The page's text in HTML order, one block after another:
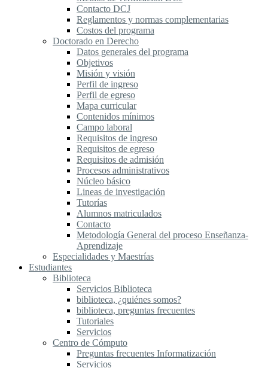
Contacto DCJ
Reglamentos y normas complementarias
Costos del programa
Doctorado en Derecho
Datos generales del programa
Objetivos
Misión y visión
Perfil de ingreso
Perfil de egreso
Mapa curricular
Contenidos mínimos
Campo laboral
Requisitos de ingreso
Requisitos de egreso
Requisitos de admisión
Procesos administrativos
Núcleo básico
Lineas de investigación
Tutorías
Alumnos matriculados
Contacto
Metodología General del proceso Enseñanza-
Aprendizaje
Especialidades y Maestrías
Estudiantes
Biblioteca
Servicios Biblioteca
biblioteca, ¿quiénes somos?
biblioteca, preguntas frecuentes
Tutoriales
Servicios
Centro de Cómputo
Preguntas frecuentes Informatización
Servicios